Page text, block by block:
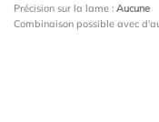
Précision sur la lame : Aucune
Combinaison possible avec